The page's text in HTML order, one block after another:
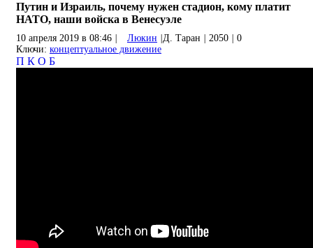
Путин и Израиль, почему нужен стадион, кому платит
НАТО, наши войска в Венесуэле
10 апреля 2019 в 08:46 Люкин Д. Таран 2050
0
Ключи: концептуальное движение
П К О Б